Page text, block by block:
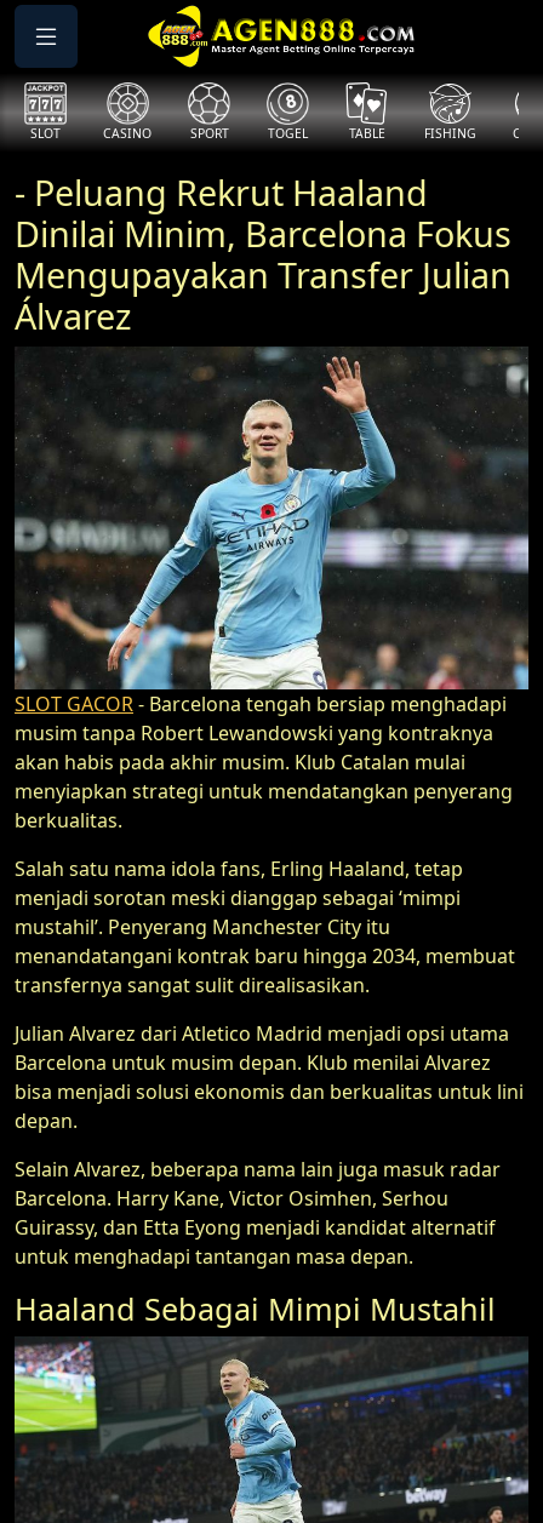
SLOT CASINO SPORT TOGEL TABLE FISHING
- Peluang Rekrut Haaland
Dinilai Minim, Barcelona Fokus
Mengupayakan Transfer Julian
Álvarez
SLOT GACOR- Barcelona tengah bersiap menghadapi
musim tanpa Robert Lewandowski yang kontraknya
akan habis pada akhir musim. Klub Catalan mulai
menyiapkan strategi untuk mendatangkan penyerang
berkualitas.
Salah satu nama idola fans, Erling Haaland, tetap
menjadi sorotan meski dianggap sebagai ‘mimpi
mustahil’. Penyerang Manchester City itu
menandatangani kontrak baru hingga 2034, membuat
transfernya sangat sulit direalisasikan.
Julian Alvarez dari Atletico Madrid menjadi opsi utama
Barcelona untuk musim depan. Klub menilai Alvarez
bisa menjadi solusi ekonomis dan berkualitas untuk lini
depan.
Selain Alvarez, beberapa nama lain juga masuk radar
Barcelona. Harry Kane, Victor Osimhen, Serhou
Guirassy, dan Etta Eyong menjadi kandidat alternatif
untuk menghadapi tantangan masa depan.
Haaland Sebagai Mimpi Mustahil